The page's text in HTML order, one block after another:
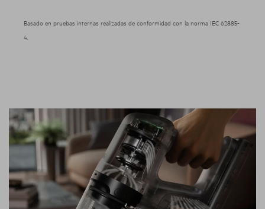
Basado en pruebas internas realizadas de conformidad con la norma IEC 62885-
4.